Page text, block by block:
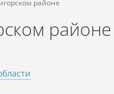
районе
районе